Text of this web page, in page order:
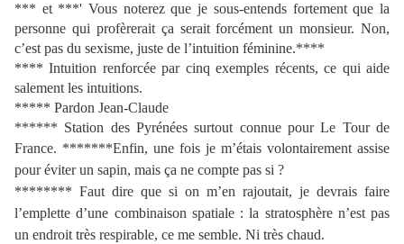
*** et ***' Vous noterez que je sous-entends fortement que la
personne qui profèrerait ça serait forcément un monsieur. Non,
c’est pas du sexisme, juste de l’intuition féminine.****
**** Intuition renforcée par cinq exemples récents, ce qui aide
salement les intuitions.
***** Pardon Jean-Claude
****** Station des Pyrénées surtout connue pour Le Tour de
France. *******Enfin, une fois je m’étais volontairement assise
pour éviter un sapin, mais ça ne compte pas si ?
******** Faut dire que si on m’en rajoutait, je devrais faire
l’emplette d’une combinaison spatiale : la stratosphère n’est pas
un endroit très respirable, ce me semble. Ni très chaud.